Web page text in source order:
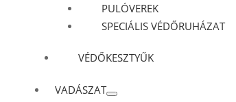
PULÓVEREK
SPECIÁLIS VÉDŐRUHÁZAT
VÉDŐKESZTYŰK
VADÁSZAT